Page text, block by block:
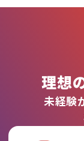
理想
未経験